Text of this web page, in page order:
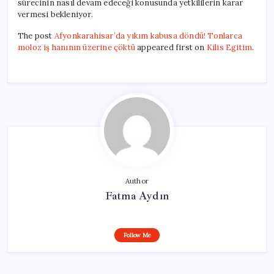
sürecinin nasıl devam edeceği konusunda yetkililerin karar
vermesi bekleniyor.
The post Afyonkarahisar’da yıkım kabusa döndü! Tonlarca
moloz iş hanının üzerine çöktüappeared first on Kilis Egitim.
Author
Fatma Aydın
Follow Me